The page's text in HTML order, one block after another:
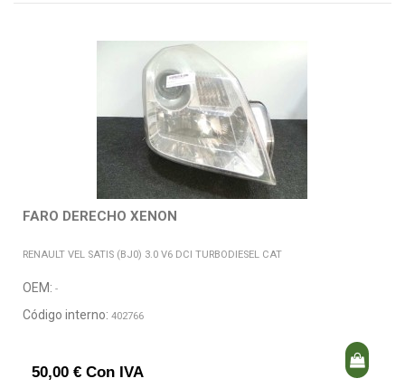
FARO DERECHO XENON
RENAULT VEL SATIS (BJ0) 3.0 V6 DCI TURBODIESEL CAT
OEM: -
Código interno: 402766
50,00 € Con IVA